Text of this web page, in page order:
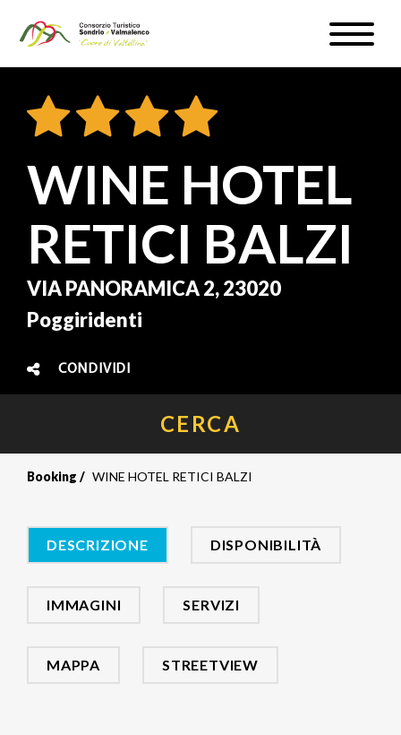
contenuto
principale
Toggle
WEBCAM & METEO
ISCRIVITI
IT
#InLOMBARDIA
WINE HOTEL
RETICI BALZI
VIA PANORAMICA 2, 23020
Poggiridenti
CONDIVIDI
CERCA
Booking WINE HOTEL RETICI BALZI
DESCRIZIONE DISPONIBILITÀ
IMMAGINI SERVIZI
MAPPA STREETVIEW